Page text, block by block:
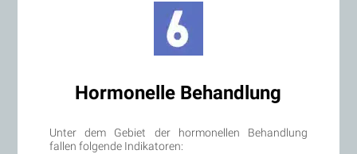
Hormonelle Behandlung
Unter dem Gebiet der hormonellen Behandlung
fallen folgende Indikatoren: